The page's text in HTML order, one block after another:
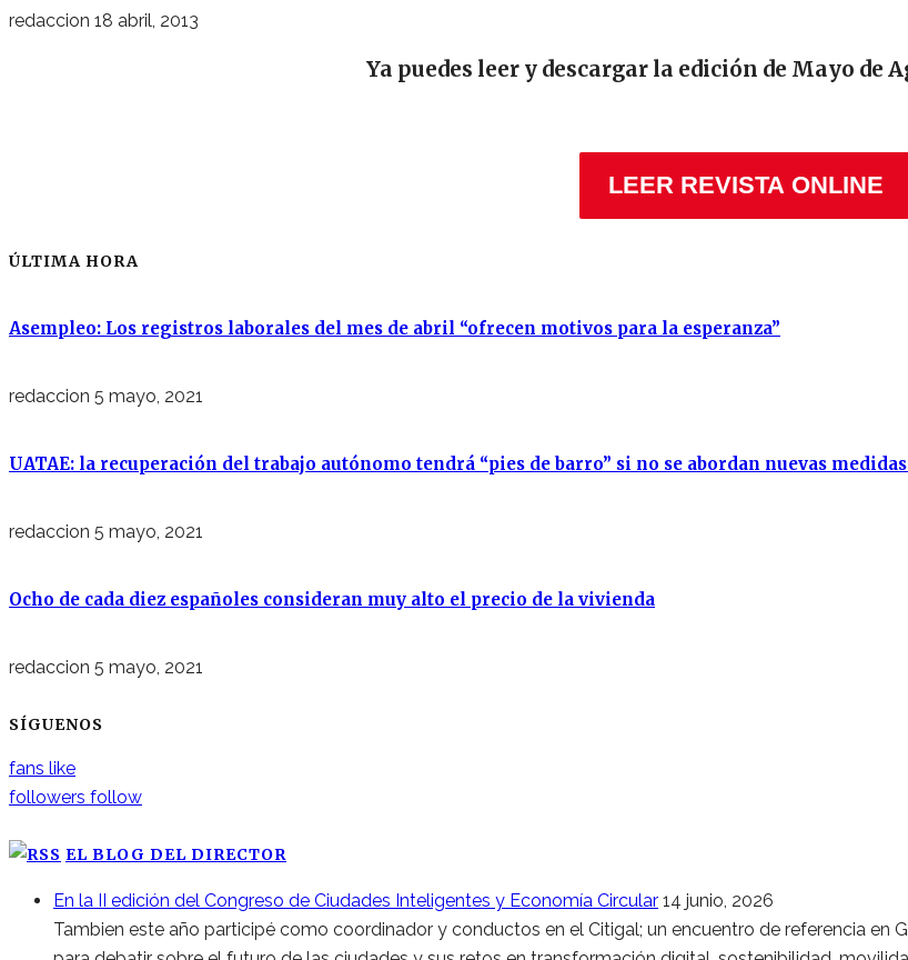
redaccion 18 abril, 2013
Ya puedes leer y descargar la edición de Mayo de
LEER REVISTA ONLINE
ÚLTIMA HORA
Asempleo: Los registros laborales del mes de abril “ofrecen motivos para la esperanza”
redaccion 5 mayo, 2021
UATAE: la recuperación del trabajo autónomo tendrá “pies de barro” si no se abordan nuevas
redaccion 5 mayo, 2021
Ocho de cada diez españoles consideran muy alto el precio de la vivienda
redaccion 5 mayo, 2021
SÍGUENOS
fans like
followers follow
EL BLOG DEL DIRECTOR
En la II edición del Congreso de Ciudades Inteligentes y Economía Circular 14 junio, 2026
Tambien este año participé como coordinador y conductos en el Citigal; un encuentro de referencia en